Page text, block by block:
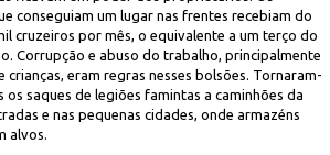
conseguiam um lugar nas frentes recebiam do
cruzeiros por mês, o equivalente a um terço do
Corrupção e abuso do trabalho, principalmente
crianças, eram regras nesses bolsões. Tornaram-
os saques de legiões famintas a caminhões da
e nas pequenas cidades, onde armazéns
alvos.